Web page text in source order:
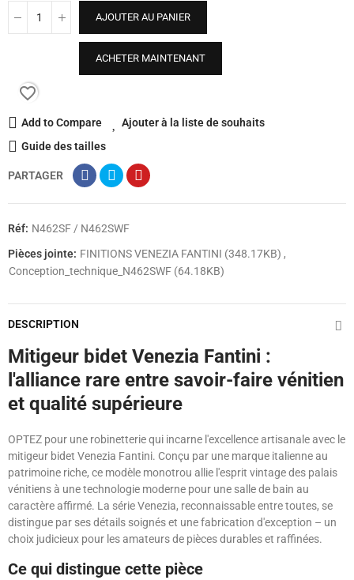
AJOUTER AU PANIER
ACHETER MAINTENANT
favorite_border
Add to Compare
Ajouter à la liste de souhaits
Guide des tailles
PARTAGER
Réf: N462SF / N462SWF
Pièces jointe: FINITIONS VENEZIA FANTINI (348.17KB)
Conception_technique_N462SWF (64.18KB)
DESCRIPTION
Mitigeur bidet Venezia Fantini :
l'alliance rare entre savoir-faire vénitien
et qualité supérieure
OPTEZ pour une robinetterie qui incarne l'excellence artisanale avec le
mitigeur bidet Venezia Fantini. Conçu par une marque italienne au
patrimoine riche, ce modèle monotrou allie l'esprit vintage des palais
vénitiens à une technologie moderne pour une salle de bain au
caractère affirmé. La série Venezia, reconnaissable entre toutes, se
distingue par ses détails soignés et une fabrication d'exception – un
choix judicieux pour les amateurs de pièces durables et raffinées.
Ce qui distingue cette pièce